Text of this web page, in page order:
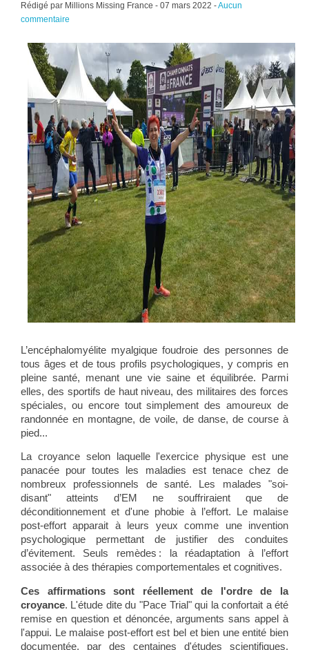
Rédigé par Millions Missing France - 07 mars 2022 -Aucun
commentaire
L’encéphalomyélite myalgique foudroie des personnes de
tous âges et de tous profils psychologiques, y compris en
pleine santé, menant une vie saine et équilibrée. Parmi
elles, des sportifs de haut niveau, des militaires des forces
spéciales, ou encore tout simplement des amoureux de
randonnée en montagne, de voile, de danse, de course à
pied...
La croyance selon laquelle l'exercice physique est une
panacée pour toutes les maladies est tenace chez de
nombreux professionnels de santé. Les malades "soi-
disant" atteints d’EM ne souffriraient que de
déconditionnement et d'une phobie à l’effort. Le malaise
post-effort apparait à leurs yeux comme une invention
psychologique permettant de justifier des conduites
d’évitement. Seuls remèdes : la réadaptation à l’effort
associée à des thérapies comportementales et cognitives.
Ces affirmations sont réellement de l'ordre de la
croyance. L'étude dite du "Pace Trial" qui la confortait a été
remise en question et dénoncée, arguments sans appel à
l'appui. Le malaise post-effort est bel et bien une entité bien
documentée, par des centaines d'études scientifiques,